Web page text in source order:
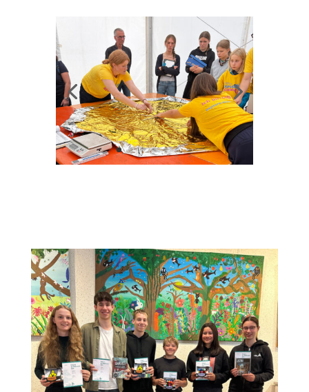
Was auch immer die NASA in den
nächsten Jahren so vorhat: Die „Explorer“
der Gesamtschule Mittelkreis spielen
sicherlich wieder ganz vorne mit.